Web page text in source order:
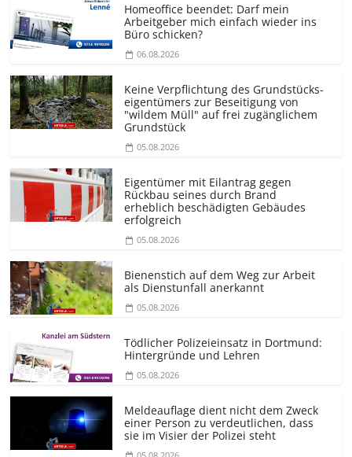
Homeoffice beendet: Darf mein
Arbeitgeber mich einfach wieder ins
Büro schicken?
06.08.2026
Keine Verpflichtung des Grundstücks­
eigentümers zur Beseitigung von
"wildem Müll" auf frei zugänglichem
Grundstück
05.08.2026
Eigentümer mit Eilantrag gegen
Rückbau seines durch Brand
erheblich beschädigten Gebäudes
erfolgreich
05.08.2026
Bienenstich auf dem Weg zur Arbeit
als Dienstunfall anerkannt
05.08.2026
Tödlicher Polizeieinsatz in Dortmund:
Hintergründe und Lehren
05.08.2026
Meldeauflage dient nicht dem Zweck
einer Person zu verdeutlichen, dass
sie im Visier der Polizei steht